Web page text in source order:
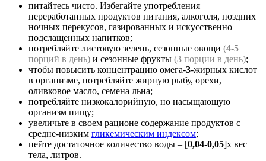
питайтесь чисто. Избегайте употребления
переработанных продуктов питания, алкоголя, поздних
ночных перекусов, газированных и искусственно
подслащенных напитков;
потребляйте листовую зелень, сезонные овощи (4-5
порций в день) и сезонные фрукты (3 порции в день);
чтобы повысить концентрацию омега-3-жирных кислот
в организме, потребляйте жирную рыбу, орехи,
оливковое масло, семена льна;
потребляйте низкокалорийную, но насыщающую
организм пищу;
увеличьте в своем рационе содержание продуктов с
средне-низким гликемическим индексом;
пейте достаточное количество воды – [0,04-0,05]х вес
тела, литров.